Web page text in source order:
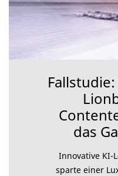
das
Innovative KI-
sparte einer